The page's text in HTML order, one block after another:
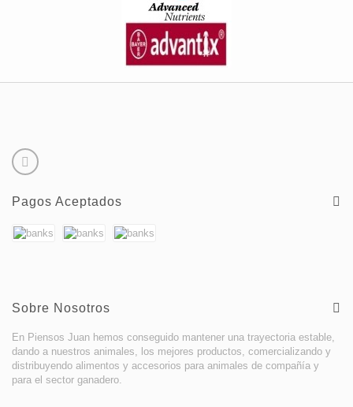
Pagos Aceptados
Sobre Nosotros
En Piensos Juan hemos conseguido mantener una trayectoria estable,
dando a nuestros animales, los mejores productos, comercializando y
distribuyendo alimentos y accesorios para animales de compañía y
para el sector ganadero.